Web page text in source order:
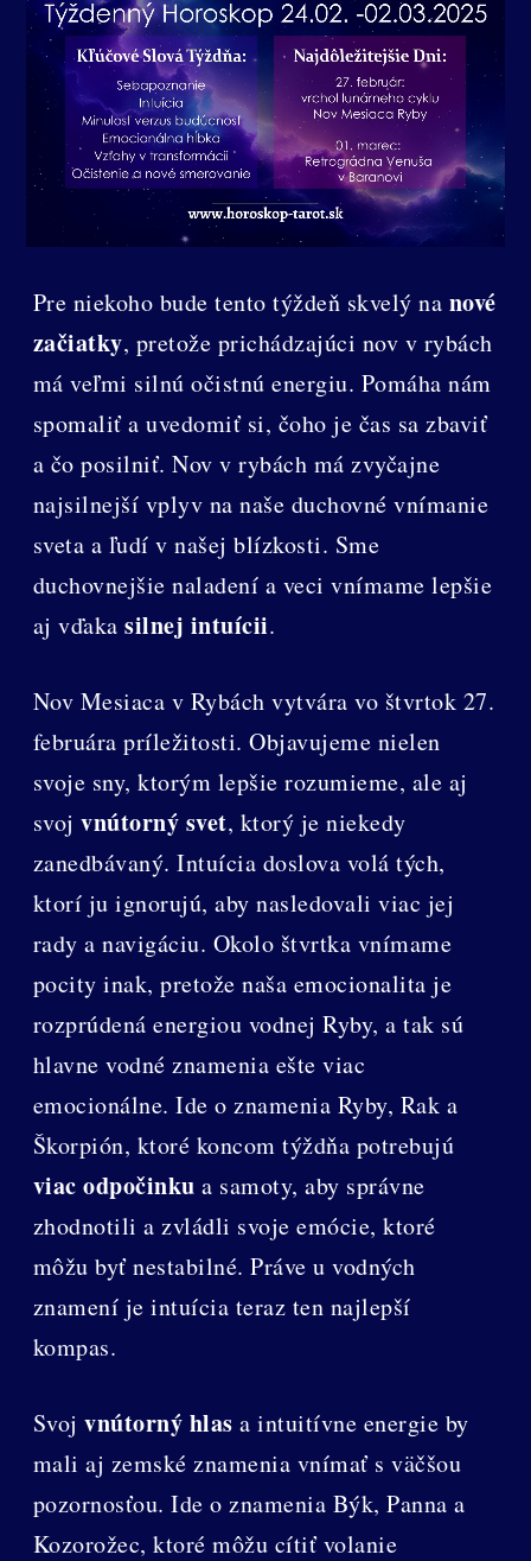
Pre niekoho bude tento týždeň skvelý na nové
začiatky, pretože prichádzajúci nov v rybách
má veľmi silnú očistnú energiu. Pomáha nám
spomaliť a uvedomiť si, čoho je čas sa zbaviť
a čo posilniť. Nov v rybách má zvyčajne
najsilnejší vplyv na naše duchovné vnímanie
sveta a ľudí v našej blízkosti. Sme
duchovnejšie naladení a veci vnímame lepšie
aj vďakasilnej intuícii.
Nov Mesiaca v Rybách vytvára vo štvrtok 27.
februára príležitosti. Objavujeme nielen
svoje sny, ktorým lepšie rozumieme, ale aj
svojvnútorný svet, ktorý je niekedy
zanedbávaný. Intuícia doslova volá tých,
ktorí ju ignorujú, aby nasledovali viac jej
rady a navigáciu. Okolo štvrtka vnímame
pocity inak, pretože naša emocionalita je
rozprúdená energiou vodnej Ryby, a tak sú
hlavne vodné znamenia ešte viac
emocionálne. Ide o znamenia Ryby, Rak a
Škorpión, ktoré koncom týždňa potrebujú
viac odpočinku a samoty, aby správne
zhodnotili a zvládli svoje emócie, ktoré
môžu byť nestabilné. Práve u vodných
znamení je intuícia teraz ten najlepší
kompas.
Svojvnútorný hlas a intuitívne energie by
mali aj zemské znamenia vnímať s väčšou
pozornosťou. Ide o znamenia Býk, Panna a
Kozorožec, ktoré môžu cítiť volanie